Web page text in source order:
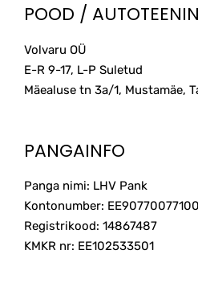
POOD /
Volvaru OÜ
E-R 9-17, L-P Suletud
Mäealuse tn 3a/1, Mustamäe,
PANGAINFO
Panga nimi: LHV Pank
Kontonumber:
Registrikood: 14867487
KMKR nr: EE102533501